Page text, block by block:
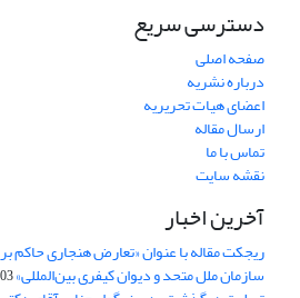
دسترسی سریع
صفحه اصلی
درباره نشریه
اعضای هیات تحریریه
ارسال مقاله
تماس با ما
نقشه سایت
آخرین اخبار
ریجکت مقاله با عنوان «تعارض هنجاری حاکم
سازمان ملل متحد و دیوان کیفری بین‌المللی»20